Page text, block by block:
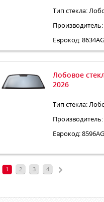
Тип стекла:
Производитель:
Еврокод:
Лобовое
2026
Тип стекла:
Производитель:
Еврокод:
1 2 3 4